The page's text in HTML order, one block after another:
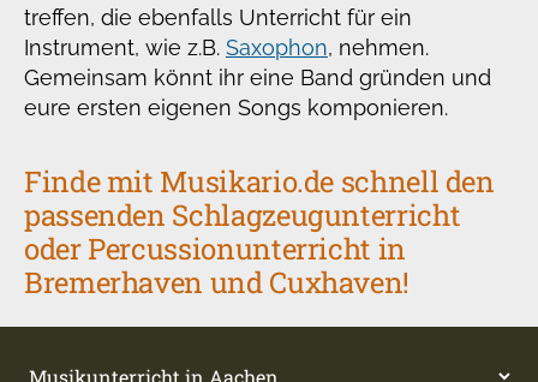
treffen, die ebenfalls Unterricht für ein
Instrument, wie z.B. Saxophon, nehmen.
Gemeinsam könnt ihr eine Band gründen und
eure ersten eigenen Songs komponieren.
Finde mit Musikario.de schnell den
passenden Schlagzeugunterricht
oder Percussionunterricht in
Bremerhaven und Cuxhaven!